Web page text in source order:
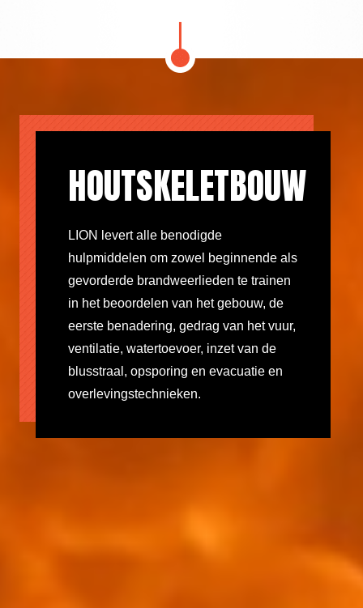
HOUTSKELETBOUW
LION levert alle benodigde
hulpmiddelen om zowel beginnende als
gevorderde brandweerlieden te trainen
in het beoordelen van het gebouw, de
eerste benadering, gedrag van het vuur,
ventilatie, watertoevoer, inzet van de
blusstraal, opsporing en evacuatie en
overlevingstechnieken.